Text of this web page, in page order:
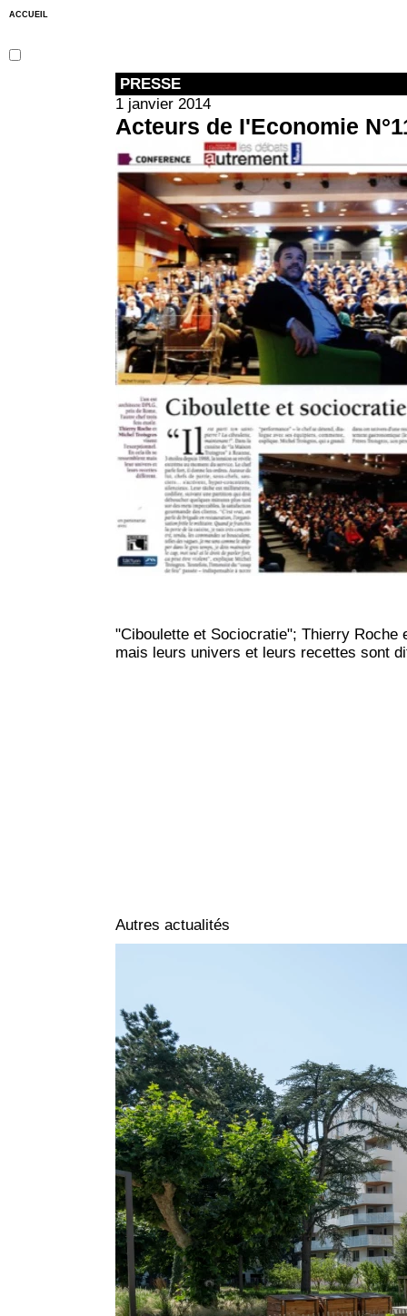
ACCUEIL
PRESSE
1 janvier 2014
Acteurs de I'Economie
"Ciboulette et Sociocratie"; Thierry
mais leurs univers et leurs recettes sont
Autres actualités